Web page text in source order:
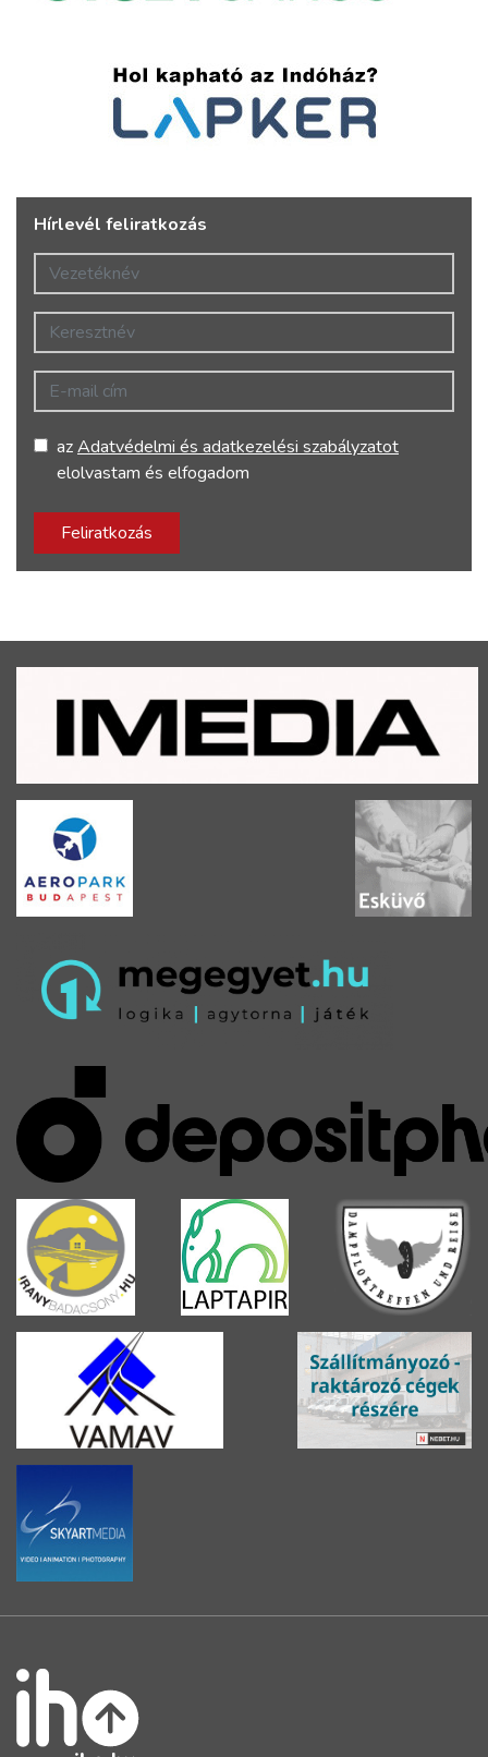
Hírlevél feliratkozás
Vezetéknév
Keresztnév
E-mail cím
azAdatvédelmi és adatkezelési szabályzatot
elolvastam és elfogadom
Feliratkozás